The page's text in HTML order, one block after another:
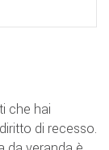
che hai
di recesso.